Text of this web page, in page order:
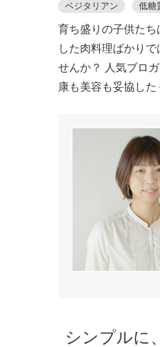
ベジタリアン 低糖
育ち盛りの子供た
した肉料理ばかり
せんか？ 人気ブロ
康も美容も妥協し
シンプルに